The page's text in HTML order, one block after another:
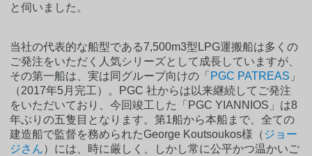
と伺いました。
当社の代表的な船型である7,500m3型LPG運搬船は多くの
ご発注をいただく人気シリーズとして成長していますが、
その第一船は、実は同グループ向けの「 PGC PATREAS 」
（2017年5月完工）。PGC 社からは以来継続してご発注
をいただいており、今回竣工した「PGC YIANNIOS」は8
年ぶりの五隻目となります。第1船から本船まで、全ての
建造船で監督を務められたGeorge Koutsoukos様（ ジョー
ジさん）には、時に厳しく、しかし常に公平かつ温かいご